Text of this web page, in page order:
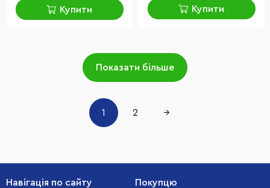
Купити Купити
Показати більше
1 2 →
Навігація по сайту Покупцю